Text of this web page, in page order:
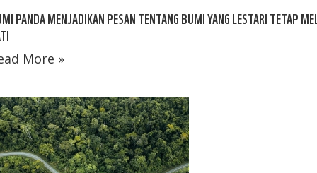
PANDA MENJADIKAN PESAN TENTANG BUMI YANG LESTARI TETAP
More »